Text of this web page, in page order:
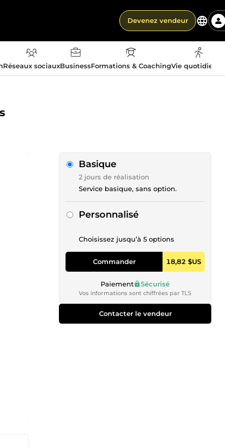
Devenez vendeur
Réseaux sociauxBusinessFormations & CoachingVie
Basique
2 jours de réalisation
Service basique, sans option.
Personnalisé
Choisissez jusqu’à 5 options
Commander 18,82 $US
Paiement Sécurisé
Vos informations sont chiffrées par TLS
Contacter le vendeur